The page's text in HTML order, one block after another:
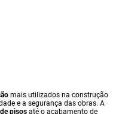
mais utilizados na construção
e a segurança das obras. A
pisos até o acabamento de